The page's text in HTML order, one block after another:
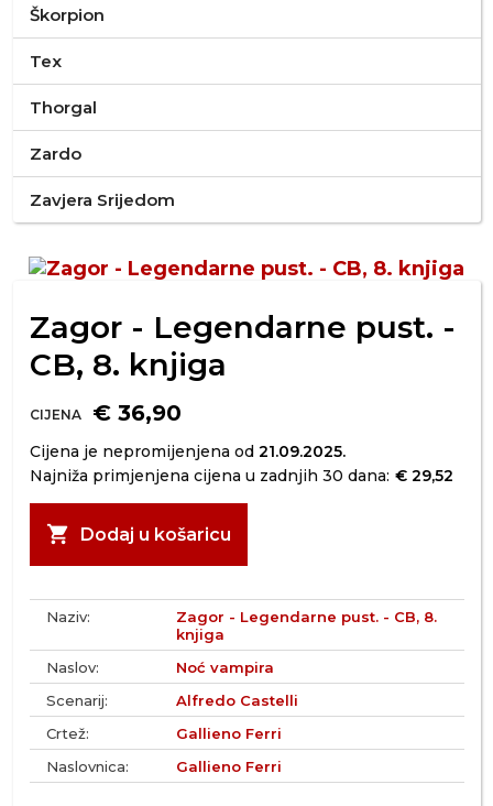
Škorpion
Tex
Thorgal
Zardo
Zavjera Srijedom
Zagor - Legendarne pust. -
CB, 8. knjiga
CIJENA € 36,90
Cijena je nepromijenjena od 21.09.2025.
Najniža primjenjena cijena u zadnjih 30 dana: € 29,52
shopping_cart Dodaj u košaricu
Naziv:
Zagor - Legendarne pust. - CB, 8.
knjiga
Naslov:
Noć vampira
Scenarij:
Alfredo Castelli
Crtež:
Gallieno Ferri
Naslovnica:
Gallieno Ferri